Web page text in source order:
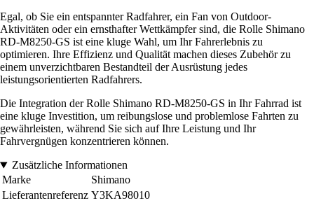
Egal, ob Sie ein entspannter Radfahrer, ein Fan von Outdoor-
Aktivitäten oder ein ernsthafter Wettkämpfer sind, die Rolle Shimano
RD-M8250-GS ist eine kluge Wahl, um Ihr Fahrerlebnis zu
optimieren. Ihre Effizienz und Qualität machen dieses Zubehör zu
einem unverzichtbaren Bestandteil der Ausrüstung jedes
leistungsorientierten Radfahrers.
Die Integration der Rolle Shimano RD-M8250-GS in Ihr Fahrrad ist
eine kluge Investition, um reibungslose und problemlose Fahrten zu
gewährleisten, während Sie sich auf Ihre Leistung und Ihr
Fahrvergnügen konzentrieren können.
Zusätzliche Informationen
Marke
Shimano
Lieferantenreferenz Y3KA98010